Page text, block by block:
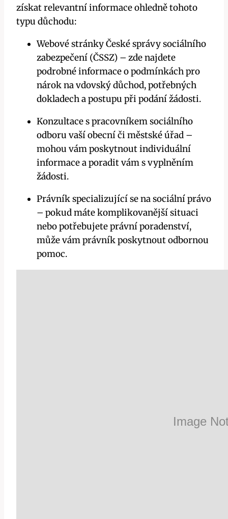
získat relevantní informace ohledně tohoto
typu důchodu:
Webové stránky České správy sociálního
zabezpečení (ČSSZ) – zde najdete
podrobné informace o podmínkách pro
nárok na vdovský důchod, potřebných
dokladech a postupu při podání žádosti.
Konzultace s pracovníkem sociálního
odboru vaší obecní či městské úřad –
mohou vám poskytnout individuální
informace a poradit vám s vyplněním
žádosti.
Právník specializující se na sociální právo
– pokud máte komplikovanější situaci
nebo potřebujete právní poradenství,
může vám právník poskytnout odbornou
pomoc.